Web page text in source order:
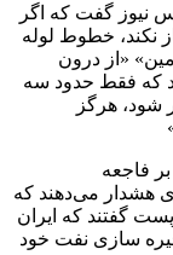
نیوز گفت که اگر
نکند، خطوط لوله
«از درون
که فقط حدود سه
شود، هرگز
فاجعه
هشدار می‌دهند که
گفتند که ایران
سازی نفت خود